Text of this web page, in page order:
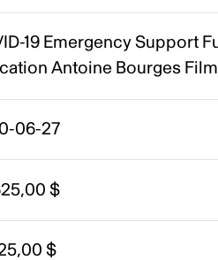
19 Emergency Support
Antoine Bourges
06-27
$
$